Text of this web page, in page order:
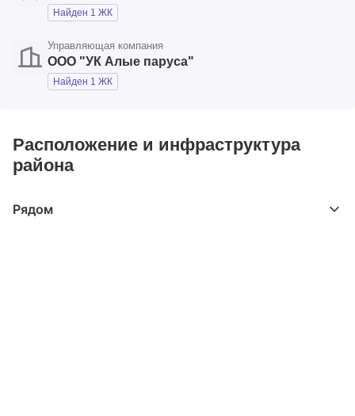
Найден 1 ЖК
Управляющая компания
ООО "УК Алые паруса"
Найден 1 ЖК
Расположение и инфраструктура
района
Рядом